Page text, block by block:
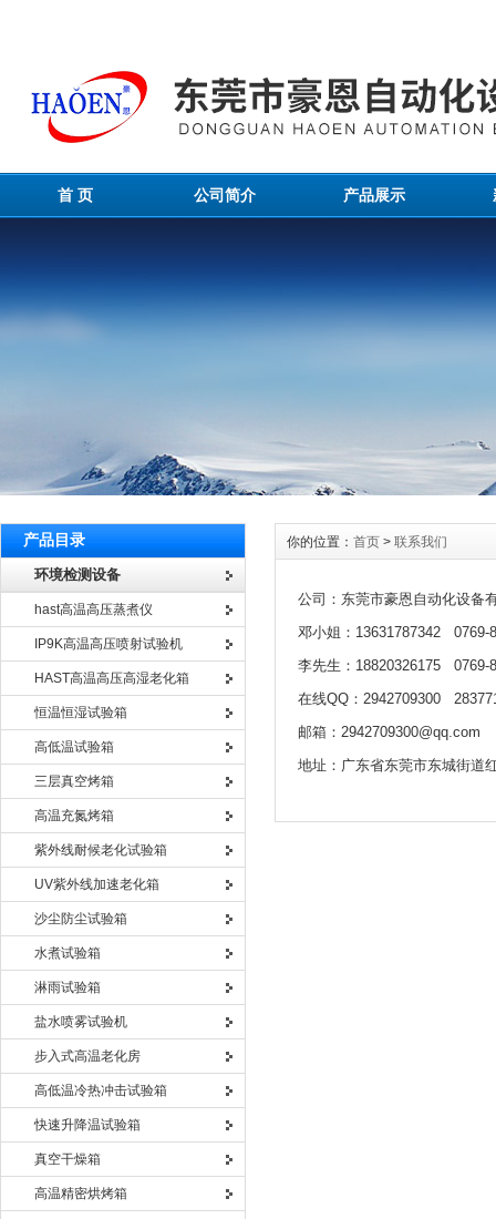
首 页 公司简介 产品展示
产品目录
环境检测设备
hast高温高压蒸煮仪
IP9K高温高压喷射试验机
HAST高温高压高湿老化箱
恒温恒湿试验箱
高低温试验箱
三层真空烤箱
高温充氮烤箱
紫外线耐候老化试验箱
UV紫外线加速老化箱
沙尘防尘试验箱
水煮试验箱
淋雨试验箱
盐水喷雾试验机
步入式高温老化房
高低温冷热冲击试验箱
快速升降温试验箱
真空干燥箱
高温精密烘烤箱
你的位置： 首页 > 联系我们
公司：东莞市豪恩自动化设备
邓小姐：13631787342 0769-
李先生：18820326175 0769-
在线QQ：2942709300
邮箱：2942709300@qq.com
地址：广东省东莞市东城街道